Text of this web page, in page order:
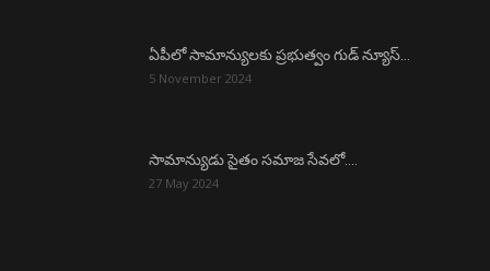
ఏపీలో సామాన్యులకు ప్రభుత్వం గుడ్ న్యూస్…
5 November 2024
సామాన్యుడు సైతం సమాజ సేవలో….
27 May 2024